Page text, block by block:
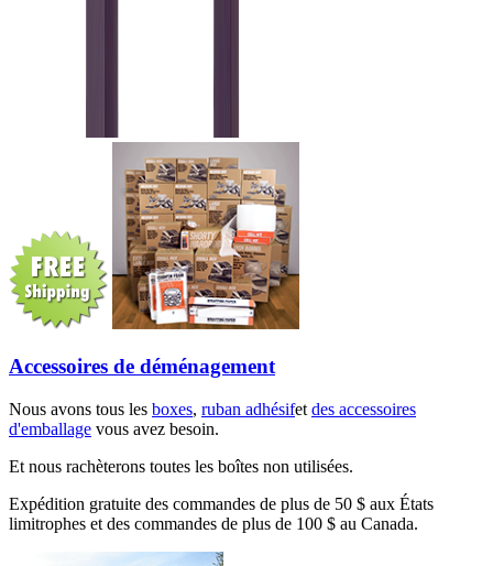
Accessoires de déménagement
Nous avons tous les boxes, ruban adhésifet des accessoires
d'emballage vous avez besoin.
Et nous rachèterons toutes les boîtes non utilisées.
Expédition gratuite des commandes de plus de 50 $ aux États
limitrophes et des commandes de plus de 100 $ au Canada.